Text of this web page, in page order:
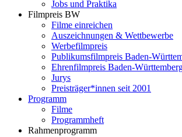
Jobs und Praktika
Filmpreis BW
Filme einreichen
Auszeichnungen & Wettbewerbe
Werbefilmpreis
Publikumsfilmpreis Baden-
Ehrenfilmpreis Baden-
Jurys
Preisträger*innen seit 2001
Programm
Filme
Programmheft
Rahmenprogramm